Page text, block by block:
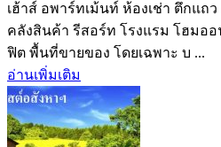
เฮ้าส์ อพาร์ทเม้นท์ ห้องเช่า ตึกแถ
คลังสินค้า รีสอร์ท โรงแรม โฮมอ
ฟิต พื้นที่ขายของ โดยเฉพาะ บ ...
อ่านเพิ่มเติม